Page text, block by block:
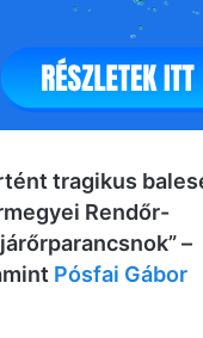
tragikus
Rendőr-
–
Pósfai Gábor